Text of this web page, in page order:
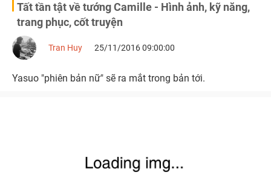
Tất tần tật về tướng Camille - Hình ảnh, kỹ năng,
trang phục, cốt truyện
Tran Huy 25/11/2016 09:00:00
Yasuo "phiên bản nữ" sẽ ra mắt trong bản tới.